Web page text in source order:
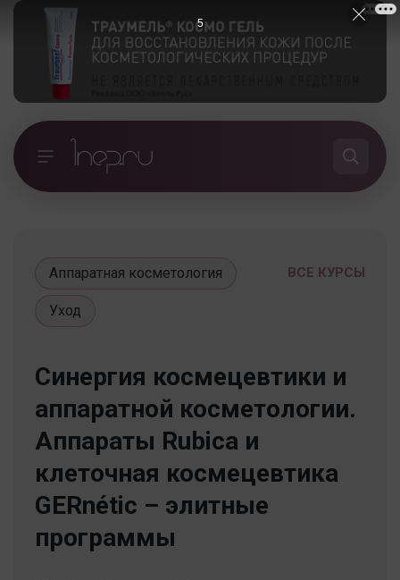
ВСЕ КУРСЫ
Аппаратная косметология
Уход
Синергия космецевтики и
аппаратной косметологии.
Аппараты Rubica и
клеточная космецевтика
GERnétic – элитные
программы
5